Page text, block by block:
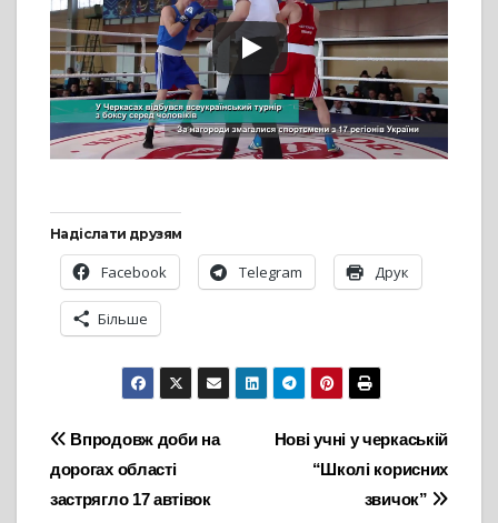
Надіслати друзям
Facebook Telegram Друк
Більше
Навігація
записів
Нові учні у черкаській
“Школі корисних
звичок”
Впродовж доби на
дорогах області
застрягло 17 автівок